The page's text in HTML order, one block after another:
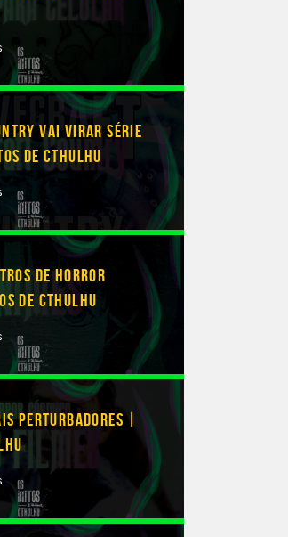
VAI VIRAR SÉRIE
DE CTHULHU
DE HORROR
DE CTHULHU
PERTURBADORES |